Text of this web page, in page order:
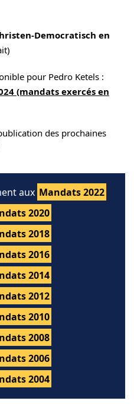
Democratisch en
pour Pedro Ketels :
(mandats exercés en
des prochaines
aux Mandats 2022
2020
2018
2016
2014
2012
2010
2008
2006
2004